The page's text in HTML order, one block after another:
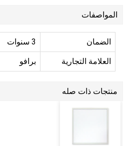
المواصفات
الضمان 3 سنوات
العلامة التجارية برافو
منتجات ذات صله